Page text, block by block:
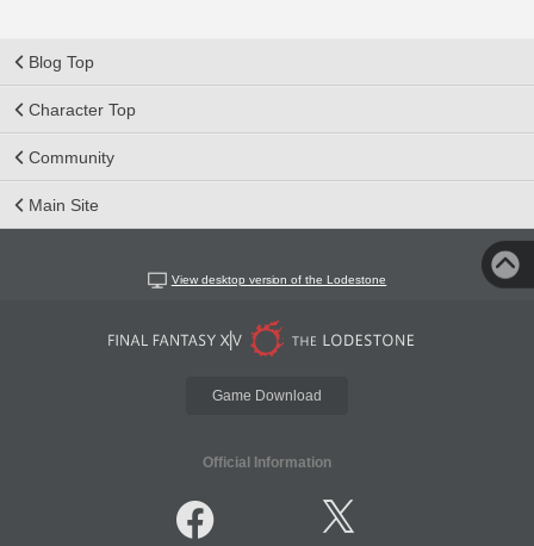
Blog Top
Character Top
Community
Main Site
View desktop version of the Lodestone
Game Download
Official Information